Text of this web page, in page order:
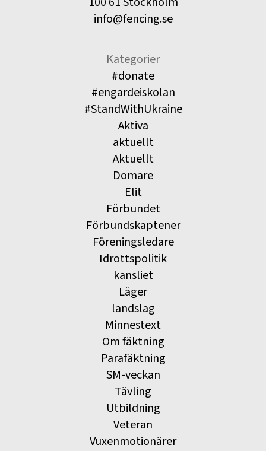
info@fencing.se
Kategorier
#donate
#engardeiskolan
#StandWithUkraine
Aktiva
aktuellt
Aktuellt
Domare
Elit
Förbundet
Förbundskaptener
Föreningsledare
Idrottspolitik
kansliet
Läger
landslag
Minnestext
Om fäktning
Parafäktning
SM-veckan
Tävling
Utbildning
Veteran
Vuxenmotionärer